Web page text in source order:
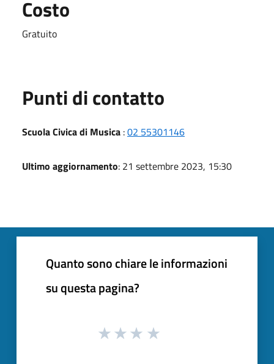
Costo
Gratuito
Punti di contatto
Scuola Civica di Musica :02 55301146
Ultimo aggiornamento: 21 settembre 2023, 15:30
Quanto sono chiare le informazioni
su questa pagina?